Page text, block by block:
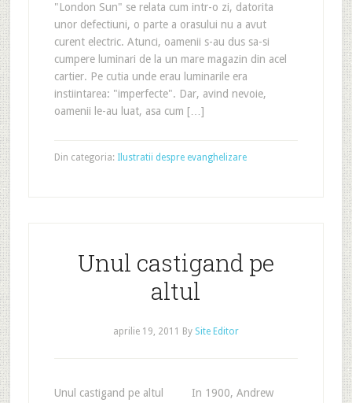
"London Sun" se relata cum intr-o zi, datorita
unor defectiuni, o parte a orasului nu a avut
curent electric. Atunci, oamenii s-au dus sa-si
cumpere luminari de la un mare magazin din acel
cartier. Pe cutia unde erau luminarile era
instiintarea: "imperfecte". Dar, avind nevoie,
oamenii le-au luat, asa cum […]
Din categoria: Ilustratii despre evanghelizare
Unul castigand pe
altul
aprilie 19, 2011 By Site Editor
Unul castigand pe altul In 1900, Andrew